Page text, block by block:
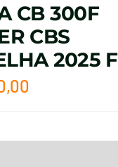
CB 300F
CBS
2025